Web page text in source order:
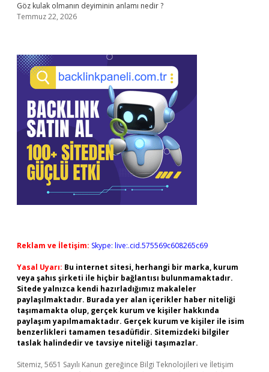
Göz kulak olmanın deyiminin anlamı nedir ?
Temmuz 22, 2026
Reklam ve İletişim: Skype: live:.cid.575569c608265c69
Yasal Uyarı: Bu internet sitesi, herhangi bir marka, kurum
veya şahıs şirketi ile hiçbir bağlantısı bulunmamaktadır.
Sitede yalnızca kendi hazırladığımız makaleler
paylaşılmaktadır. Burada yer alan içerikler haber niteliği
taşımamakta olup, gerçek kurum ve kişiler hakkında
paylaşım yapılmamaktadır. Gerçek kurum ve kişiler ile isim
benzerlikleri tamamen tesadüfidir. Sitemizdeki bilgiler
taslak halindedir ve tavsiye niteliği taşımazlar.
Sitemiz, 5651 Sayılı Kanun gereğince Bilgi Teknolojileri ve İletişim